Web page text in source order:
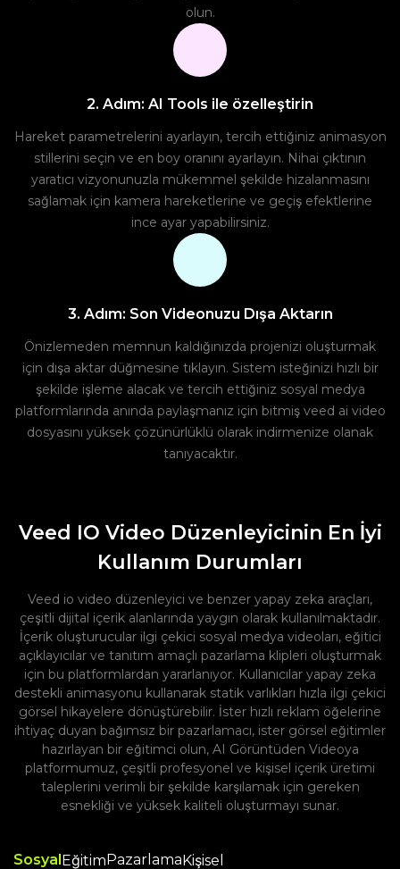
olun.
2. Adım: AI Tools ile özelleştirin
Hareket parametrelerini ayarlayın, tercih ettiğiniz animasyon
stillerini seçin ve en boy oranını ayarlayın. Nihai çıktının
yaratıcı vizyonunuzla mükemmel şekilde hizalanmasını
sağlamak için kamera hareketlerine ve geçiş efektlerine
ince ayar yapabilirsiniz.
3. Adım: Son Videonuzu Dışa Aktarın
Önizlemeden memnun kaldığınızda projenizi oluşturmak
için dışa aktar düğmesine tıklayın. Sistem isteğinizi hızlı bir
şekilde işleme alacak ve tercih ettiğiniz sosyal medya
platformlarında anında paylaşmanız için bitmiş veed ai video
dosyasını yüksek çözünürlüklü olarak indirmenize olanak
tanıyacaktır.
Veed IO Video Düzenleyicinin En İyi
Kullanım Durumları
Veed io video düzenleyici ve benzer yapay zeka araçları,
çeşitli dijital içerik alanlarında yaygın olarak kullanılmaktadır.
İçerik oluşturucular ilgi çekici sosyal medya videoları, eğitici
açıklayıcılar ve tanıtım amaçlı pazarlama klipleri oluşturmak
için bu platformlardan yararlanıyor. Kullanıcılar yapay zeka
destekli animasyonu kullanarak statik varlıkları hızla ilgi çekici
görsel hikayelere dönüştürebilir. İster hızlı reklam öğelerine
ihtiyaç duyan bağımsız bir pazarlamacı, ister görsel eğitimler
hazırlayan bir eğitimci olun, AI Görüntüden Videoya
platformumuz, çeşitli profesyonel ve kişisel içerik üretimi
taleplerini verimli bir şekilde karşılamak için gereken
esnekliği ve yüksek kaliteli oluşturmayı sunar.
SosyalEğitimPazarlamaKişisel